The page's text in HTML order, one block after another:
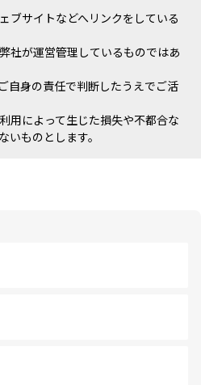
ブサイトなどへリンクをしている
社が運営管理しているものではあ
自身の責任で判断したうえでご活
用によって生じた損失や不都合な
いものとします。